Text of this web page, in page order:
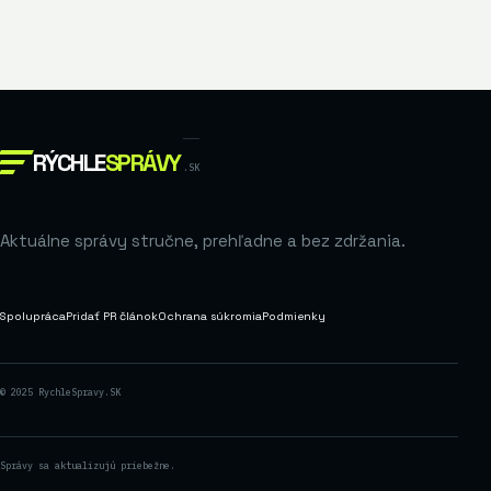
RÝCHLESPRÁVY .SK
Aktuálne správy stručne, prehľadne a bez zdržania.
SpoluprácaPridať PR článokOchrana súkromiaPodmienky
© 2025 RychleSpravy.SK
Správy sa aktualizujú priebežne.